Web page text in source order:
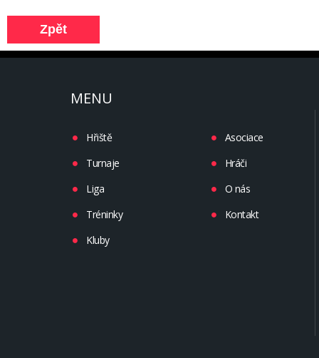
MENU
Hřiště
Turnaje
Liga
Tréninky
Kluby
Asociace
Hráči
O nás
Kontakt